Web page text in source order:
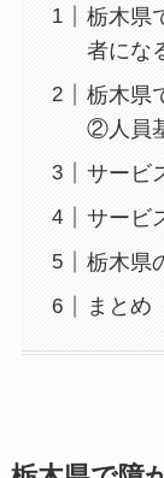
栃木県
者にな
栃木県
②人員
サービ
サービ
栃木県
まとめ